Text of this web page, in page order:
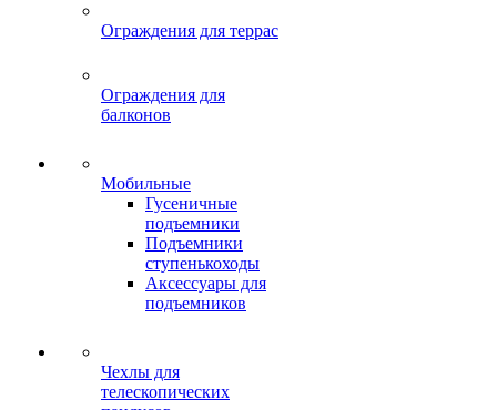
Ограждения для террас
Ограждения для
балконов
Мобильные
Гусеничные
подъемники
Подъемники
ступенькоходы
Аксессуары для
подъемников
Чехлы для
телескопических